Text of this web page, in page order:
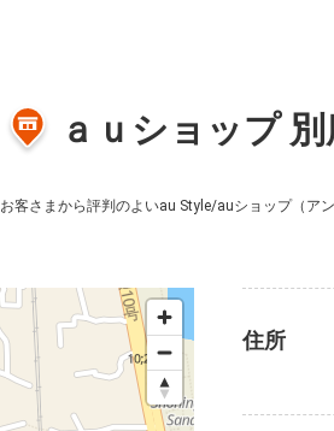
ａｕショップ
お客さまから評判のよいau Style/auショップ（ア
住所